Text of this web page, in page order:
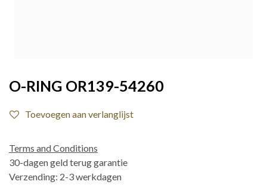
O-RING OR139-54260
Toevoegen aan verlanglijst
Terms and Conditions
30-dagen geld terug garantie
Verzending: 2-3 werkdagen